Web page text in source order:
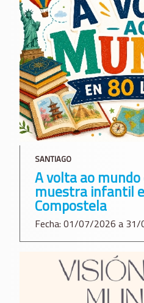
SANTIAGO
A volta ao
muestra infantil
Compostela
Fecha: 01/07/2026 a